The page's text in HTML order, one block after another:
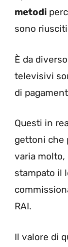
metodi
sono
È da
televisivi
di
Questi in
gettoni che
varia
stampato il
RAI.
Il valore di